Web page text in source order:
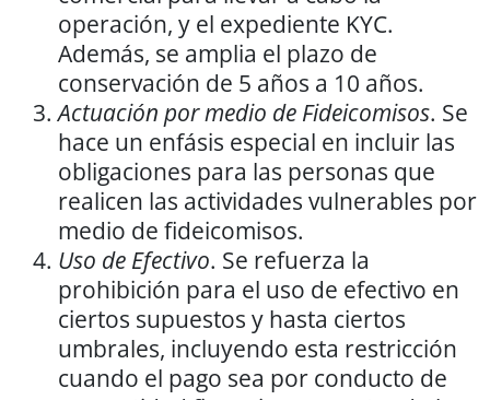
operación, y el expediente KYC.
Además, se amplia el plazo de
conservación de 5 años a 10 años.
Actuación por medio de Fideicomisos. Se
hace un enfásis especial en incluir las
obligaciones para las personas que
realicen las actividades vulnerables por
medio de fideicomisos.
Uso de Efectivo. Se refuerza la
prohibición para el uso de efectivo en
ciertos supuestos y hasta ciertos
umbrales, incluyendo esta restricción
cuando el pago sea por conducto de